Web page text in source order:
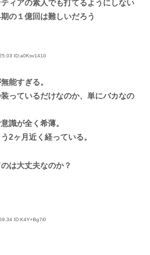
ィアの素人でも打てるようにしない
の１億回は難しいだろう
ID:a0Ksv1410
能すぎる。
っているだけなのか、単にバカなの
識が全く希薄。
2ヶ月近く経っている。
は大丈夫なのか？
ID:K4Y+Bg7i0